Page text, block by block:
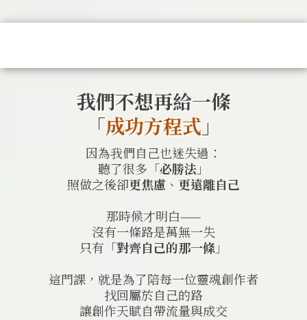
我們不想再給一條
「成功方程式 」
因為我們自己也迷失過：
聽了很多「必勝法」
照做之後卻更焦慮 、 更遠離自己
那時候才明白——
沒有一條路是萬無一失
只有「對齊自己的那一條 」
這門課，就是為了陪每一位靈魂創作者
找回屬於自己的路
讓創作天賦自帶流量與成交